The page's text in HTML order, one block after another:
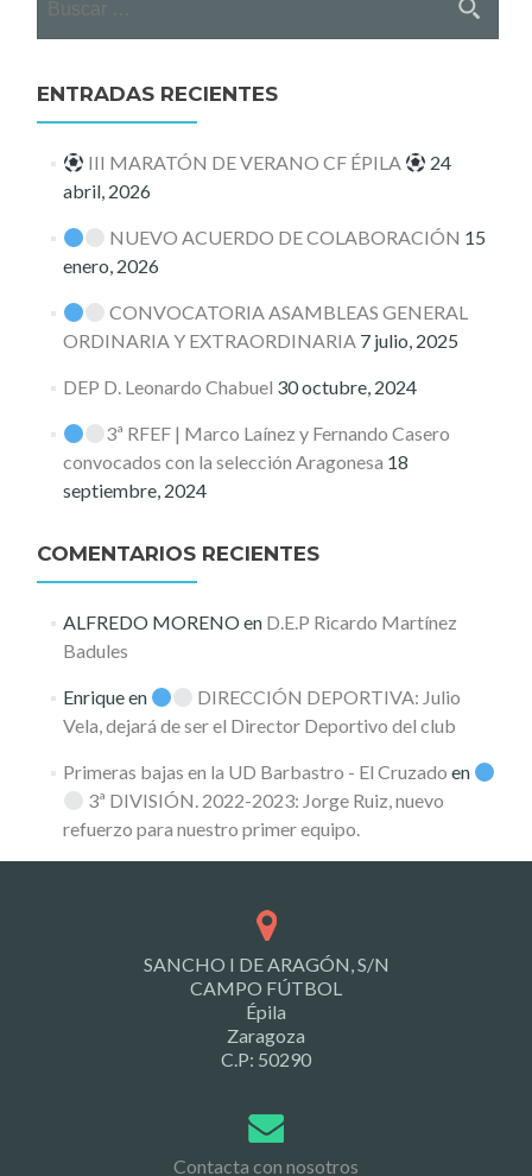
ENTRADAS RECIENTES
III MARATÓN DE VERANO CF ÉPILA
24
abril, 2026
NUEVO ACUERDO DE COLABORACIÓN 15
enero, 2026
CONVOCATORIA ASAMBLEAS GENERAL
ORDINARIA Y EXTRAORDINARIA 7 julio, 2025
DEP D. Leonardo Chabuel 30 octubre, 2024
3ª RFEF | Marco Laínez y Fernando Casero
convocados con la selección Aragonesa 18
septiembre, 2024
COMENTARIOS RECIENTES
ALFREDO MORENOen D.E.P Ricardo Martínez
Badules
Enriqueen
DIRECCIÓN DEPORTIVA: Julio
Vela, dejará de ser el Director Deportivo del club
Primeras bajas en la UD Barbastro - El Cruzado en
3ª DIVISIÓN. 2022-2023: Jorge Ruiz, nuevo
refuerzo para nuestro primer equipo.
SANCHO I DE ARAGÓN, S/N
CAMPO FÚTBOL
Épila
Zaragoza
C.P: 50290
Contacta con nosotros